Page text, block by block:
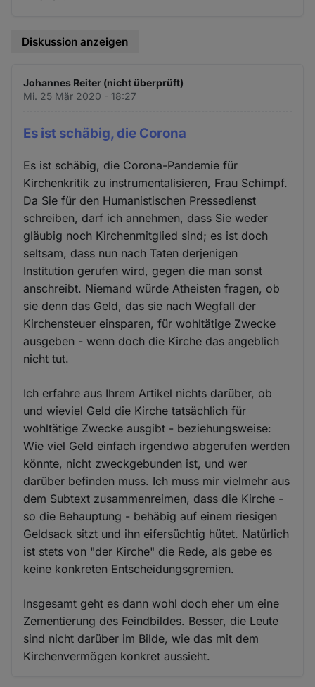
Diskussion anzeigen
Johannes Reiter (nicht überprüft)
Mi. 25 Mär 2020 - 18:27
Es ist schäbig, die Corona
Es ist schäbig, die Corona-Pandemie für
Kirchenkritik zu instrumentalisieren, Frau Schimpf.
Da Sie für den Humanistischen Pressedienst
schreiben, darf ich annehmen, dass Sie weder
gläubig noch Kirchenmitglied sind; es ist doch
seltsam, dass nun nach Taten derjenigen
Institution gerufen wird, gegen die man sonst
anschreibt. Niemand würde Atheisten fragen, ob
sie denn das Geld, das sie nach Wegfall der
Kirchensteuer einsparen, für wohltätige Zwecke
ausgeben - wenn doch die Kirche das angeblich
nicht tut.
Ich erfahre aus Ihrem Artikel nichts darüber, ob
und wieviel Geld die Kirche tatsächlich für
wohltätige Zwecke ausgibt - beziehungsweise:
Wie viel Geld einfach irgendwo abgerufen werden
könnte, nicht zweckgebunden ist, und wer
darüber befinden muss. Ich muss mir vielmehr aus
dem Subtext zusammenreimen, dass die Kirche -
so die Behauptung - behäbig auf einem riesigen
Geldsack sitzt und ihn eifersüchtig hütet. Natürlich
ist stets von "der Kirche" die Rede, als gebe es
keine konkreten Entscheidungsgremien.
Insgesamt geht es dann wohl doch eher um eine
Zementierung des Feindbildes. Besser, die Leute
sind nicht darüber im Bilde, wie das mit dem
Kirchenvermögen konkret aussieht.